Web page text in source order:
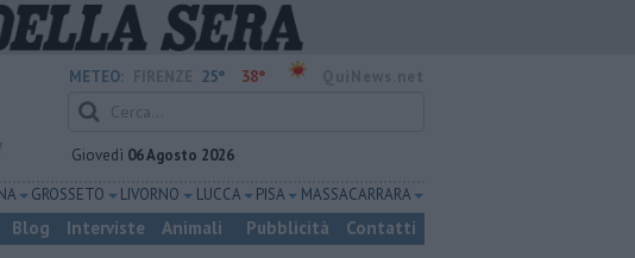
METEO: 25° 38°
Giovedì 06 Agosto 2026
GROSSETO LIVORNO LUCCA PISA MASSA CARRARA
Blog Interviste Animali Pubblicità Contatti